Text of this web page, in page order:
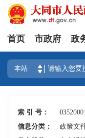
首页 市政府 政
本站
索 引 号：
信息分类：
政策文